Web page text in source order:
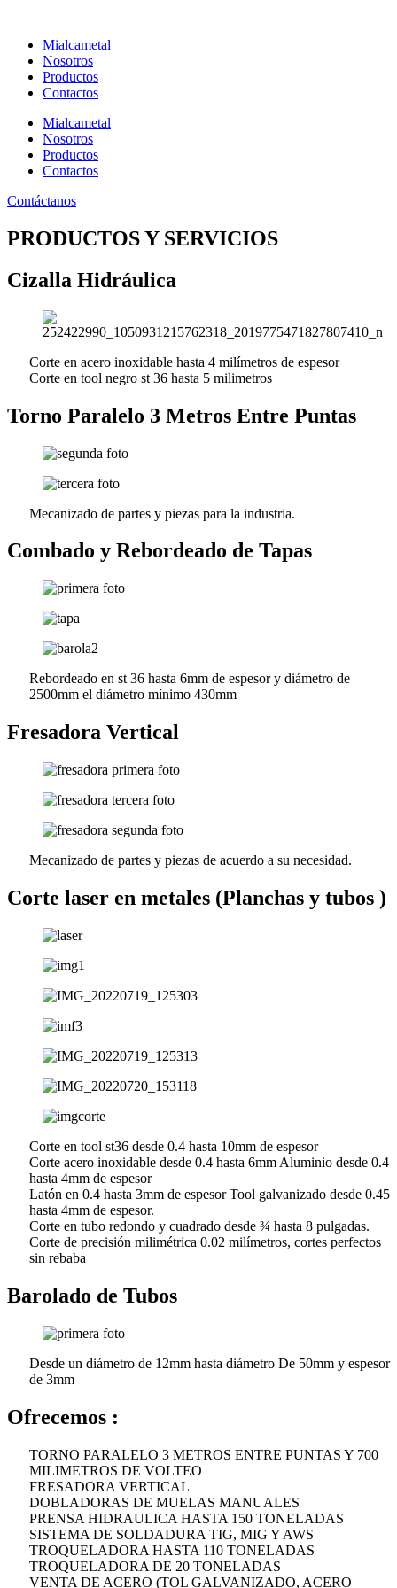
contenidoMialcametal
Nosotros
Productos
Contactos
Mialcametal
Nosotros
Productos
Contactos
Contáctanos
PRODUCTOS Y SERVICIOS
Cizalla Hidráulica
Corte en acero inoxidable hasta 4 milímetros de espesor
Corte en tool negro st 36 hasta 5 milimetros
Torno Paralelo 3 Metros Entre Puntas
Mecanizado de partes y piezas para la industria.
Combado y Rebordeado de Tapas
Rebordeado en st 36 hasta 6mm de espesor y diámetro de
2500mm el diámetro mínimo 430mm
Fresadora Vertical
Mecanizado de partes y piezas de acuerdo a su necesidad.
Corte laser en metales (Planchas y tubos )
Corte en tool st36 desde 0.4 hasta 10mm de espesor
Corte acero inoxidable desde 0.4 hasta 6mm Aluminio desde 0.4
hasta 4mm de espesor
Latón en 0.4 hasta 3mm de espesor Tool galvanizado desde 0.45
hasta 4mm de espesor.
Corte en tubo redondo y cuadrado desde ¾ hasta 8 pulgadas.
Corte de precisión milimétrica 0.02 milímetros, cortes perfectos
sin rebaba
Barolado de Tubos
Desde un diámetro de 12mm hasta diámetro De 50mm y espesor
de 3mm
Ofrecemos :
TORNO PARALELO 3 METROS ENTRE PUNTAS Y 700
MILIMETROS DE VOLTEO
FRESADORA VERTICAL
DOBLADORAS DE MUELAS MANUALES
PRENSA HIDRAULICA HASTA 150 TONELADAS
SISTEMA DE SOLDADURA TIG, MIG Y AWS
TROQUELADORA HASTA 110 TONELADAS
TROQUELADORA DE 20 TONELADAS
VENTA DE ACERO (TOL GALVANIZADO, ACERO